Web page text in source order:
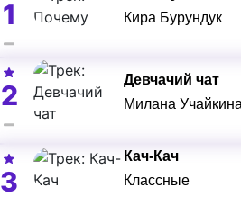
1
Кира Бурундук
2
Девчачий чат
Милана Учайкина
3
Кач-Кач
Классные